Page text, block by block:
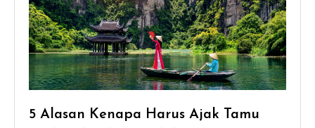
5 Alasan Kenapa Harus Ajak Tamu